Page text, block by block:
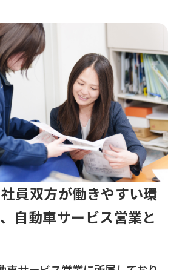
員双方が働きやすい環
自動車サービス営業と